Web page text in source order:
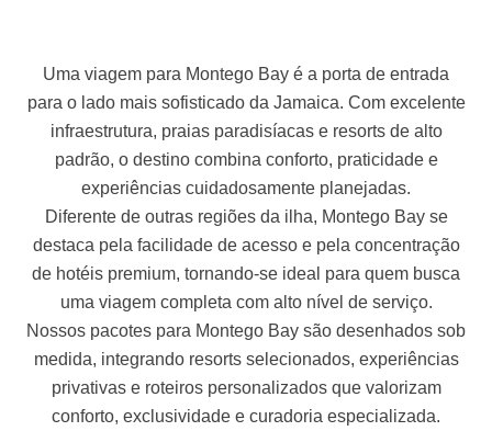
Uma viagem para Montego Bay é a porta de entrada
para o lado mais sofisticado da Jamaica. Com excelente
infraestrutura, praias paradisíacas e resorts de alto
padrão, o destino combina conforto, praticidade e
experiências cuidadosamente planejadas.
Diferente de outras regiões da ilha, Montego Bay se
destaca pela facilidade de acesso e pela concentração
de hotéis premium, tornando-se ideal para quem busca
uma viagem completa com alto nível de serviço.
Nossos pacotes para Montego Bay são desenhados sob
medida, integrando resorts selecionados, experiências
privativas e roteiros personalizados que valorizam
conforto, exclusividade e curadoria especializada.